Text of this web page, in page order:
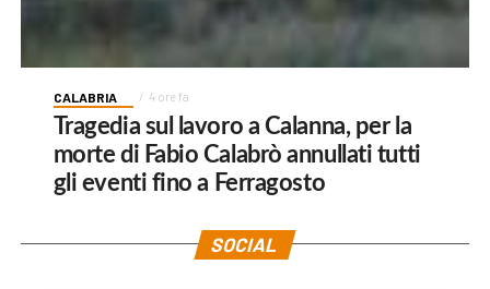
CALABRIA 4 ore fa
Tragedia sul lavoro a Calanna, per la
morte di Fabio Calabrò annullati tutti
gli eventi fino a Ferragosto
SOCIAL